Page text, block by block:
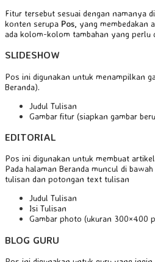
Fitur tersebut sesuai dengan namanya
konten serupa Pos, yang membedakan
ada kolom-kolom tambahan yang perlu
SLIDESHOW
Pos ini digunakan untuk menampilkan
Beranda).
Judul Tulisan
Gambar fitur (siapkan gambar
EDITORIAL
Pos ini digunakan untuk membuat
Pada halaman Beranda muncul di
tulisan dan potongan text tulisan
Judul Tulisan
Isi Tulisan
Gambar photo (ukuran 300×400
BLOG GURU